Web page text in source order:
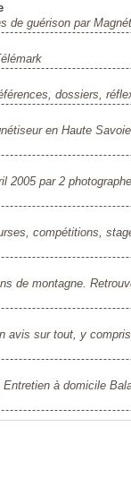
de guérison par
dossiers,
en Haute
2005 par 2
compétitions,
de montagne.
avis sur tout, y
à domicile